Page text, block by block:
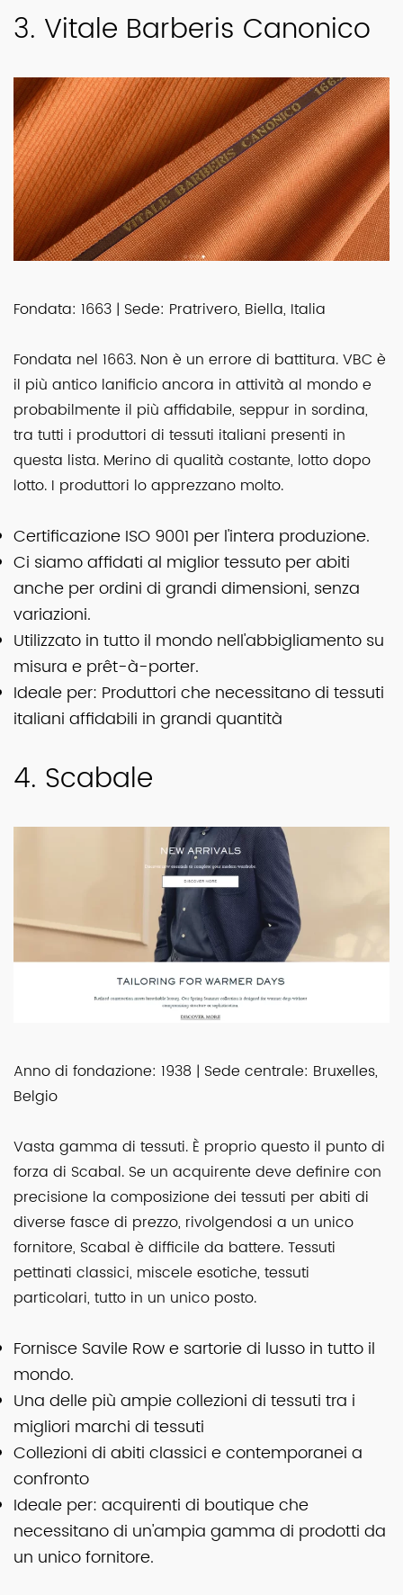
3. Vitale Barberis Canonico
Fondata: 1663 | Sede: Pratrivero, Biella, Italia
Fondata nel 1663. Non è un errore di battitura. VBC è
il più antico lanificio ancora in attività al mondo e
probabilmente il più affidabile, seppur in sordina,
tra tutti i produttori di tessuti italiani presenti in
questa lista. Merino di qualità costante, lotto dopo
lotto. I produttori lo apprezzano molto.
Certificazione ISO 9001 per l'intera produzione.
Ci siamo affidati al miglior tessuto per abiti
anche per ordini di grandi dimensioni, senza
variazioni.
Utilizzato in tutto il mondo nell'abbigliamento su
misura e prêt-à-porter.
Ideale per: Produttori che necessitano di tessuti
italiani affidabili in grandi quantità
4. Scabale
Anno di fondazione: 1938 | Sede centrale: Bruxelles,
Belgio
Vasta gamma di tessuti. È proprio questo il punto di
forza di Scabal. Se un acquirente deve definire con
precisione la composizione dei tessuti per abiti di
diverse fasce di prezzo, rivolgendosi a un unico
fornitore, Scabal è difficile da battere. Tessuti
pettinati classici, miscele esotiche, tessuti
particolari, tutto in un unico posto.
Fornisce Savile Row e sartorie di lusso in tutto il
mondo.
Una delle più ampie collezioni di tessuti tra i
migliori marchi di tessuti
Collezioni di abiti classici e contemporanei a
confronto
Ideale per: acquirenti di boutique che
necessitano di un'ampia gamma di prodotti da
un unico fornitore.